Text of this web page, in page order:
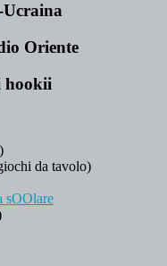
Ucraina
Oriente
hookii
da tavolo)
sOOlare